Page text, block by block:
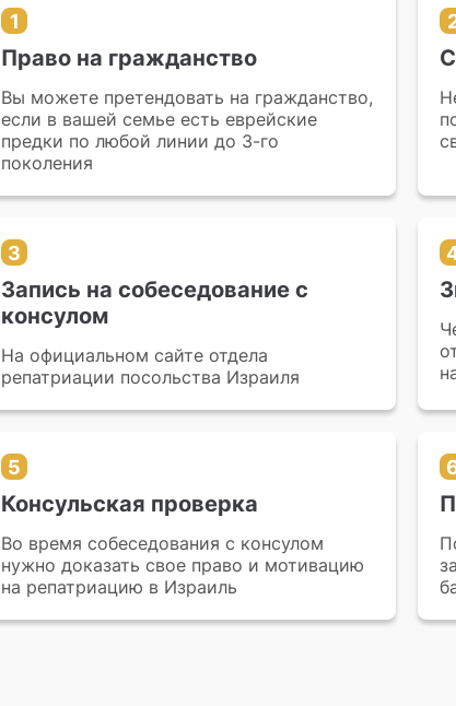
1
Право на гражданство
Вы можете претендовать на гражданство,
если в вашей семье есть еврейские
предки по любой линии до 3-го
поколения
3
Запись на собеседование с
консулом
На официальном сайте отдела
репатриации посольства Израиля
5
Консульская проверка
Во время собеседования с консулом
нужно доказать свое право и мотивацию
на репатриацию в Израиль